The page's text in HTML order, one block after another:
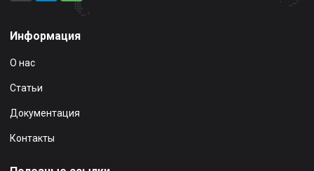
Информация
О нас
Статьи
Документация
Контакты